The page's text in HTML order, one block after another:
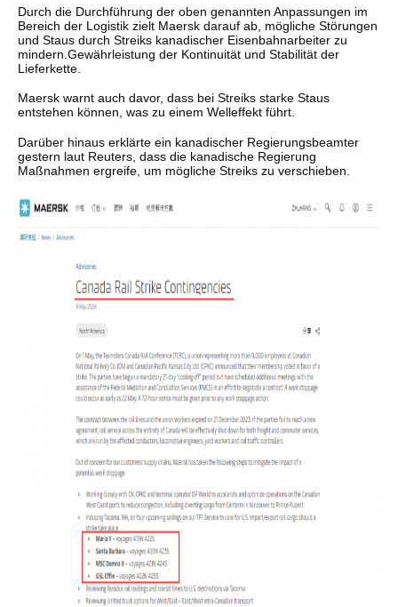
Durch die Durchführung der oben genannten Anpassungen im
Bereich der Logistik zielt Maersk darauf ab, mögliche Störungen
und Staus durch Streiks kanadischer Eisenbahnarbeiter zu
mindern.Gewährleistung der Kontinuität und Stabilität der
Lieferkette.
Maersk warnt auch davor, dass bei Streiks starke Staus
entstehen können, was zu einem Welleffekt führt.
Darüber hinaus erklärte ein kanadischer Regierungsbeamter
gestern laut Reuters, dass die kanadische Regierung
Maßnahmen ergreife, um mögliche Streiks zu verschieben.